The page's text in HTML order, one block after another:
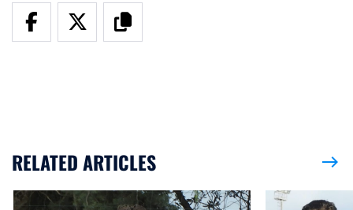
RELATED ARTICLES east